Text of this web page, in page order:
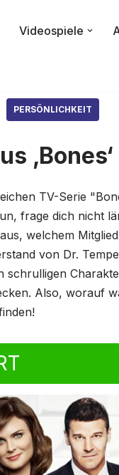
Videospiele
PERSÖNLICHKEIT
TV-Serie
frage dich nicht
welchem
von Dr.
Also, worauf